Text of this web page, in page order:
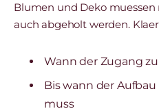
Blumen und Deko
auch abgeholt werden.
Wann der Zugang
Bis wann der
muss